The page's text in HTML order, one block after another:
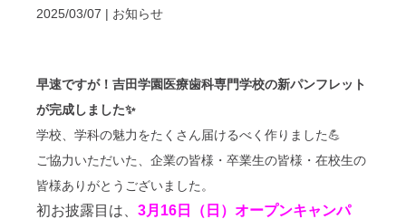
2025/03/07 | お知らせ
早速ですが！吉田学園医療歯科専門学校の新パンフレット
が完成しました✨
学校、学科の魅力をたくさん届けるべく作りました💪
ご協力いただいた、企業の皆様・卒業生の皆様・在校生の
皆様ありがとうございました。
初お披露目は、 3月16日（日）オープンキャンパ